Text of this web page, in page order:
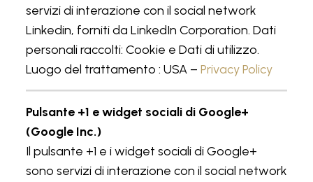
servizi di interazione con il social network
Linkedin, forniti da LinkedIn Corporation. Dati
personali raccolti: Cookie e Dati di utilizzo.
Luogo del trattamento : USA – Privacy Policy
Pulsante +1 e widget sociali di Google+
(Google Inc.)
Il pulsante +1 e i widget sociali di Google+
sono servizi di interazione con il social network